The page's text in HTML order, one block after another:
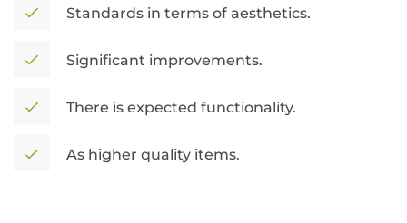
Standards in terms of aesthetics.
Significant improvements.
There is expected functionality.
As higher quality items.